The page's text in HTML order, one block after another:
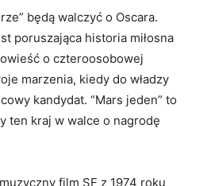
będą walczyć o Oscara.
poruszająca historia miłosna
o czteroosobowej
marzenia, kiedy do władzy
kandydat. “Mars jeden” to
ten kraj w walce o nagrodę
film SF z 1974 roku